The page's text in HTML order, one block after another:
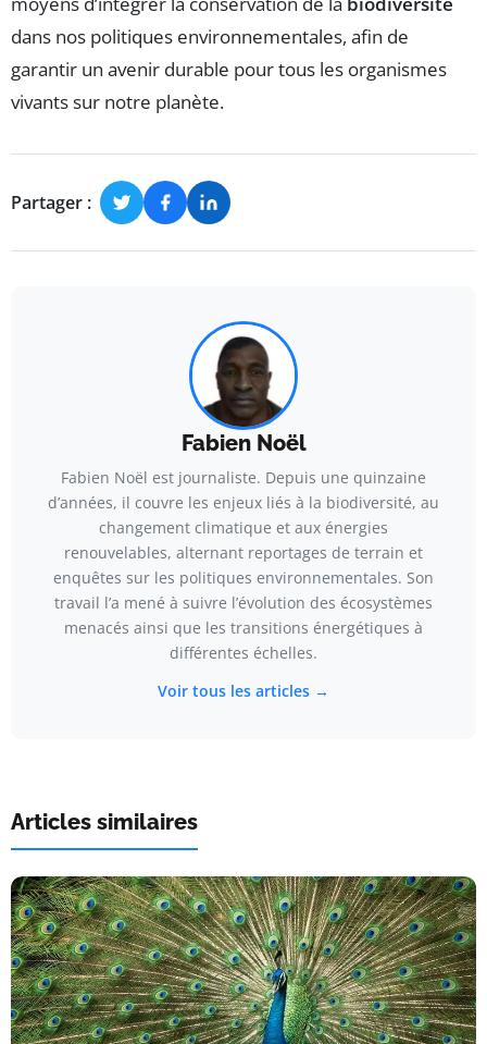
dans nos politiques environnementales, afin de
garantir un avenir durable pour tous les organismes
vivants sur notre planète.
Partager :
Fabien Noël
Fabien Noël est journaliste. Depuis une quinzaine
d’années, il couvre les enjeux liés à la biodiversité, au
changement climatique et aux énergies
renouvelables, alternant reportages de terrain et
enquêtes sur les politiques environnementales. Son
travail l’a mené à suivre l’évolution des écosystèmes
menacés ainsi que les transitions énergétiques à
différentes échelles.
Voir tous les articles →
Articles similaires